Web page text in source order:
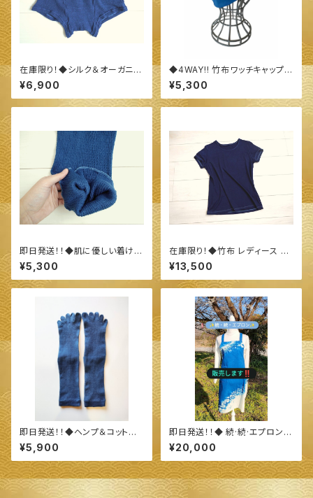
在庫限り！◆シルク＆オーガニッ
ク スーピマコットン ふっくら あ
ったか♪リラックスショーツ ２タ
イプ◆ ～100%オーガニックす
¥6,900
◆4WAY!! 竹布ワッチキャップ◆
～100%オーガニックすくも使用
醗酵建て伊勢藍染～
¥5,300
即日発送！！◆肌に優しい着け心
地♪ シルク＆オーガニック スー
ピマコットン腹巻◆ ～100%オ
ーガニックすくも使用 醗酵建て
¥5,300
在庫限り！◆竹布 レディース 半
袖 クルーネック Tシャツ（XL、2
XL）◆ 〜100%オーガニック
すくも使用 醗酵建て伊勢藍染～
¥13,500
即日発送！！◆ヘンプ＆コットン
５本指ソックス◆ ～100%オー
ガニックすくも使用 醗酵建て伊
勢藍染～
¥5,900
即日発送！！◆ 続·続·エプロン
◆ ～100%オーガニックすくも
使用 醗酵建て伊勢藍染～
¥20,000